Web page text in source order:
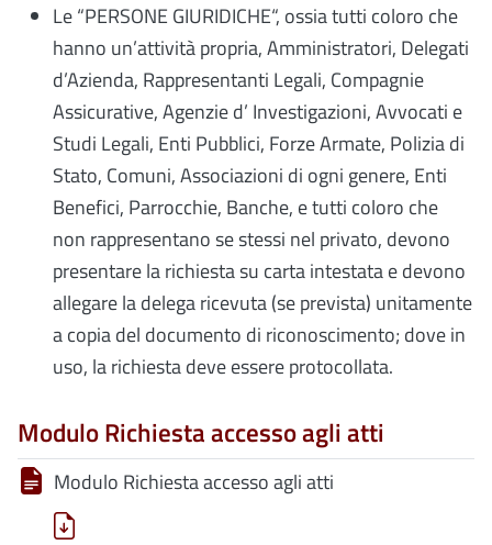
Le “PERSONE GIURIDICHE“, ossia tutti coloro che
hanno un’attività propria, Amministratori, Delegati
d’Azienda, Rappresentanti Legali, Compagnie
Assicurative, Agenzie d’ Investigazioni, Avvocati e
Studi Legali, Enti Pubblici, Forze Armate, Polizia di
Stato, Comuni, Associazioni di ogni genere, Enti
Benefici, Parrocchie, Banche, e tutti coloro che
non rappresentano se stessi nel privato, devono
presentare la richiesta su carta intestata e devono
allegare la delega ricevuta (se prevista) unitamente
a copia del documento di riconoscimento; dove in
uso, la richiesta deve essere protocollata.
Modulo Richiesta accesso agli atti
Modulo Richiesta accesso agli atti